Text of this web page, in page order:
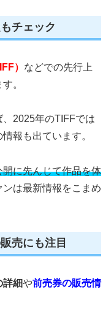
チェック
） などでの先行上
。
2025年のTIFFでは
報も出ています。
に先んじて作品を体
は最新情報をこまめ
売にも注目
詳細や前売券の販売情